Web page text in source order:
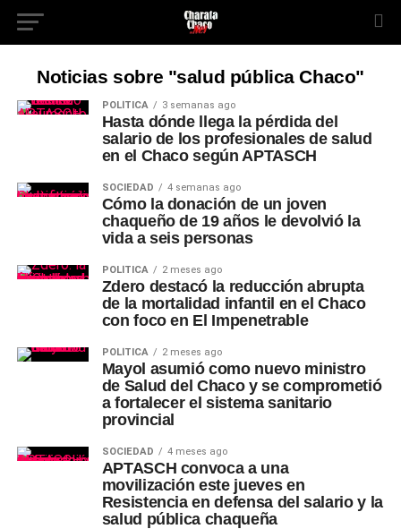
Noticias sobre "salud pública Chaco"
POLÍTICA 3 semanas ago
Hasta dónde llega la pérdida del
salario de los profesionales de salud
en el Chaco según APTASCH
SOCIEDAD 4 semanas ago
Cómo la donación de un joven
chaqueño de 19 años le devolvió la
vida a seis personas
POLÍTICA 2 meses ago
Zdero destacó la reducción abrupta
de la mortalidad infantil en el Chaco
con foco en El Impenetrable
POLÍTICA 2 meses ago
Mayol asumió como nuevo ministro
de Salud del Chaco y se comprometió
a fortalecer el sistema sanitario
provincial
SOCIEDAD 4 meses ago
APTASCH convoca a una
movilización este jueves en
Resistencia en defensa del salario y la
salud pública chaqueña